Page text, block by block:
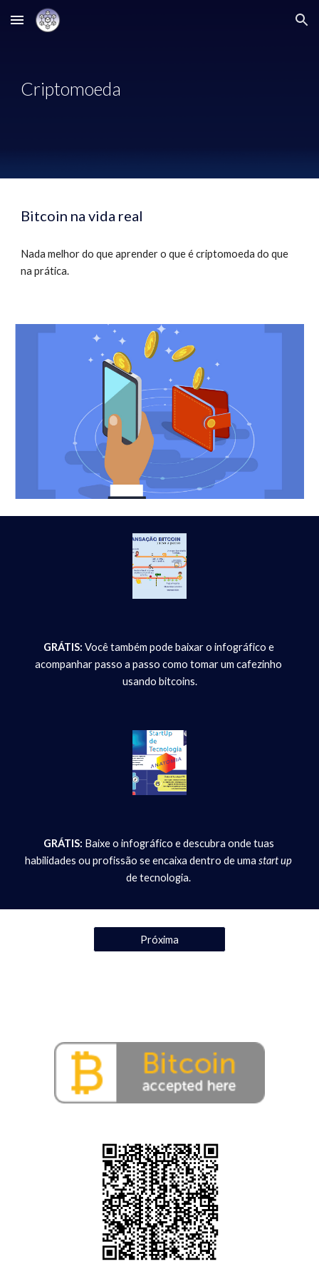
Skip to main content Skip to navigation
Criptomoeda
Bitcoin na vida real
Nada melhor do que aprender o que é criptomoeda do que
na prática.
GRÁTIS: Você também pode baixar o infográfico e
acompanhar passo a passo como tomar um cafezinho
usando bitcoins.
GRÁTIS: Baixe o infográfico e descubra onde tuas
habilidades ou profissão se encaixa dentro de uma start up
de tecnologia.
Próxima